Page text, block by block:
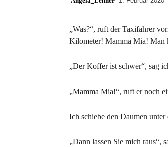
„Was?“, ruft der Taxifahrer
Kilometer! Mamma Mia! Man
„Der Koffer ist schwer“, sag
„Mamma Mia!“, ruft er noch
Ich schiebe den Daumen
„Dann lassen Sie mich raus“,